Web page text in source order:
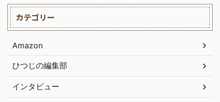
カテゴリー
Amazon
ひつじの編集部
インタビュー